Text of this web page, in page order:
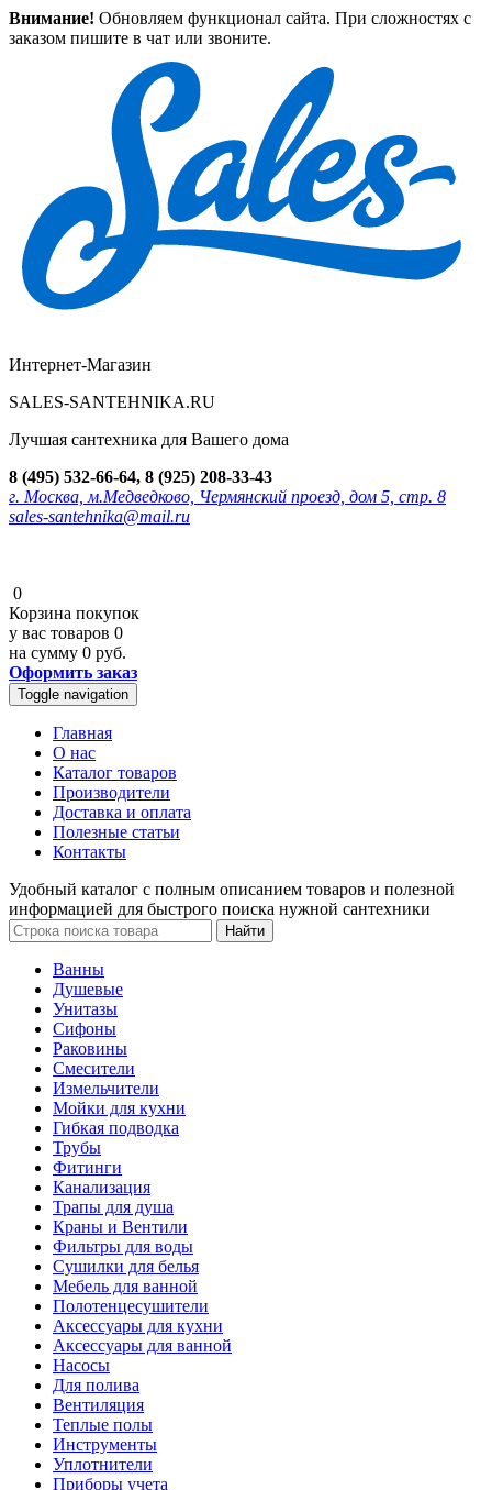
Внимание! Обновляем функционал сайта. При сложностях с
заказом пишите в чат или звоните.
Интернет-Магазин
SALES-SANTEHNIKA.RU
Лучшая сантехника для Вашего дома
8 (495) 532-66-64, 8 (925) 208-33-43
г. Москва, м.Медведково, Чермянский проезд, дом 5, стр. 8
sales-santehnika@mail.ru
0
Корзина покупок
у вас товаров 0
на сумму 0 руб.
Оформить заказ
Toggle navigation
Главная
О нас
Каталог товаров
Производители
Доставка и оплата
Полезные статьи
Контакты
Удобный каталог с полным описанием товаров и полезной
информацией для быстрого поиска нужной сантехники
Ванны
Душевые
Унитазы
Сифоны
Раковины
Смесители
Измельчители
Мойки для кухни
Гибкая подводка
Трубы
Фитинги
Канализация
Трапы для душа
Краны и Вентили
Фильтры для воды
Сушилки для белья
Мебель для ванной
Полотенцесушители
Аксессуары для кухни
Аксессуары для ванной
Насосы
Для полива
Вентиляция
Теплые полы
Инструменты
Уплотнители
Приборы учета